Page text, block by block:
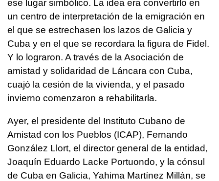
ese lugar simbólico. La idea era convertirlo en
un centro de interpretación de la emigración en
el que se estrechasen los lazos de Galicia y
Cuba y en el que se recordara la figura de Fidel.
Y lo lograron. A través de la Asociación de
amistad y solidaridad de Láncara con Cuba,
cuajó la cesión de la vivienda, y el pasado
invierno comenzaron a rehabilitarla.
Ayer, el presidente del Instituto Cubano de
Amistad con los Pueblos (ICAP), Fernando
González Llort, el director general de la entidad,
Joaquín Eduardo Lacke Portuondo, y la cónsul
de Cuba en Galicia, Yahima Martínez Millán, se